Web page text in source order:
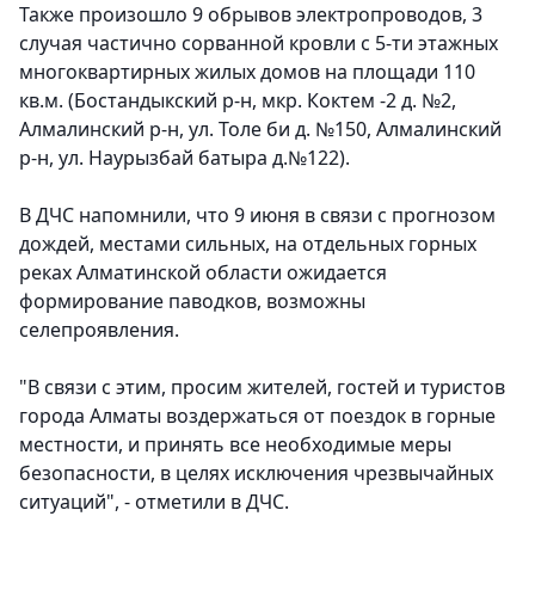
Также произошло 9 обрывов электропроводов, 3
случая частично сорванной кровли с 5-ти этажных
многоквартирных жилых домов на площади 110
кв.м. (Бостандыкский р-н, мкр. Коктем -2 д. №2,
Алмалинский р-н, ул. Толе би д. №150, Алмалинский
р-н, ул. Наурызбай батыра д.№122).
В ДЧС напомнили, что 9 июня в связи с прогнозом
дождей, местами сильных, на отдельных горных
реках Алматинской области ожидается
формирование паводков, возможны
селепроявления.
"В связи с этим, просим жителей, гостей и туристов
города Алматы воздержаться от поездок в горные
местности, и принять все необходимые меры
безопасности, в целях исключения чрезвычайных
ситуаций", - отметили в ДЧС.